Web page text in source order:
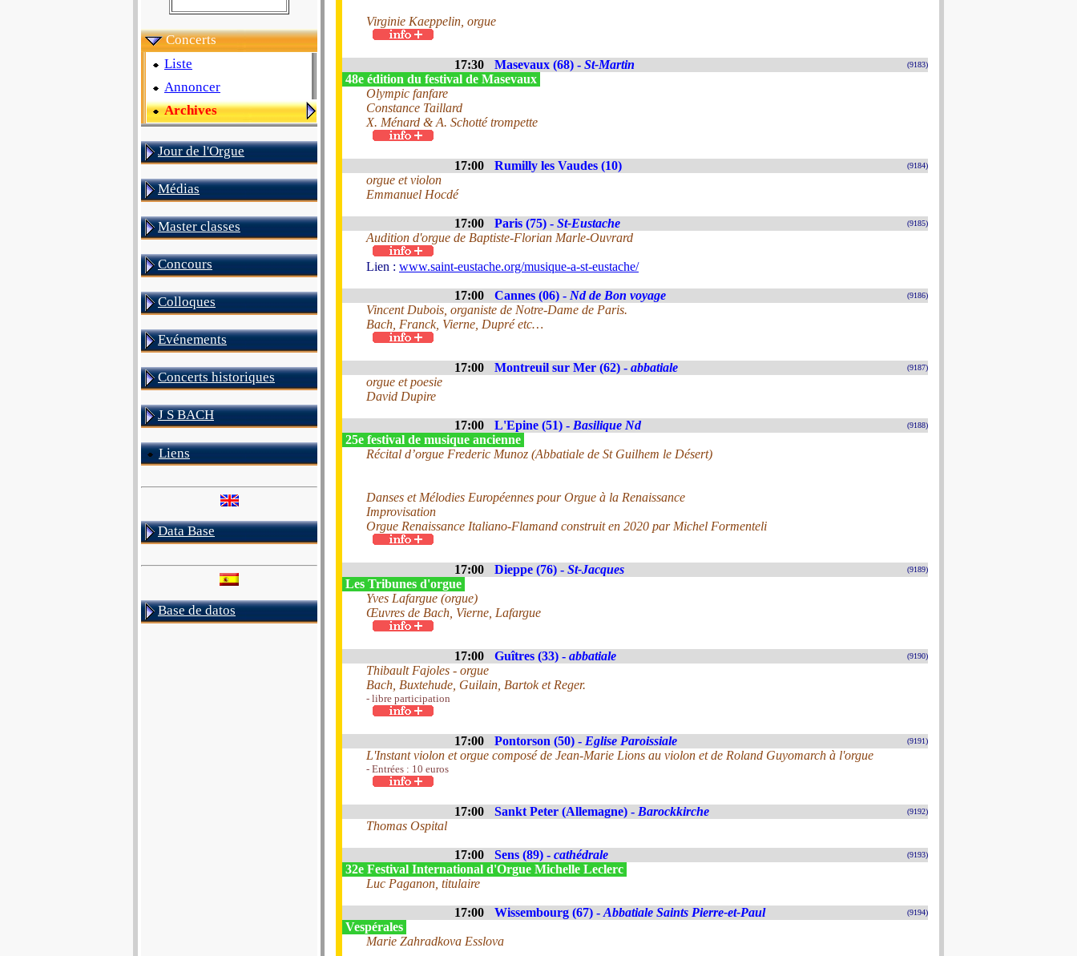
Concerts
Liste
Annoncer
Archives
Jour de l'Orgue
Médias
Master classes
Concours
Colloques
Evénements
Concerts historiques
J S BACH
Liens
Data Base
Base de datos
Virginie Kaeppelin, orgue
17:30 Masevaux (68) - St-Martin (9183)
48e édition du festival de Masevaux
Olympic fanfare
Constance Taillard
X. Ménard & A. Schotté trompette
17:00 Rumilly les Vaudes (10) (9184)
orgue et violon
Emmanuel Hocdé
17:00 Paris (75) - St-Eustache (9185)
Audition d'orgue de Baptiste-Florian Marle-Ouvrard
Lien : www.saint-eustache.org/musique-a-st-eustache/
17:00 Cannes (06) - Nd de Bon voyage (9186)
Vincent Dubois, organiste de Notre-Dame de Paris.
Bach, Franck, Vierne, Dupré etc…
17:00 Montreuil sur Mer (62) - abbatiale (9187)
orgue et poesie
David Dupire
17:00 L'Epine (51) - Basilique Nd (9188)
25e festival de musique ancienne
Récital d’orgue Frederic Munoz (Abbatiale de St Guilhem le Désert)
Danses et Mélodies Européennes pour Orgue à la Renaissance
Improvisation
Orgue Renaissance Italiano-Flamand construit en 2020 par Michel Formenteli
17:00 Dieppe (76) - St-Jacques (9189)
Les Tribunes d'orgue
Yves Lafargue (orgue)
Œuvres de Bach, Vierne, Lafargue
17:00 Guîtres (33) - abbatiale (9190)
Thibault Fajoles - orgue
Bach, Buxtehude, Guilain, Bartok et Reger.
- libre participation
17:00 Pontorson (50) - Eglise Paroissiale (9191)
L'Instant violon et orgue composé de Jean-Marie Lions au violon et de Roland Guyomarch à l'orgue
- Entrées : 10 euros
17:00 Sankt Peter (Allemagne) - Barockkirche (9192)
Thomas Ospital
17:00 Sens (89) - cathédrale (9193)
32e Festival International d'Orgue Michelle Leclerc
Luc Paganon, titulaire
17:00 Wissembourg (67) - Abbatiale Saints Pierre-et-Paul (9194)
Vespérales
Marie Zahradkova Esslova